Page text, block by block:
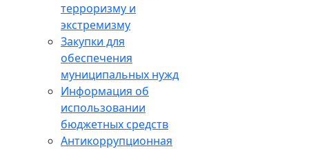
терроризму и
экстремизму
Закупки для
обеспечения
муниципальных нужд
Информация об
использовании
бюджетных средств
Антикоррупционная